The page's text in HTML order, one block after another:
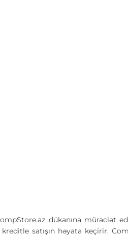
dükanına müraciət
satışın həyata keçirir.